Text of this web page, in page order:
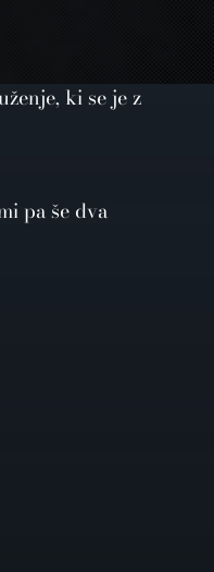
ki se je z
pa še dva